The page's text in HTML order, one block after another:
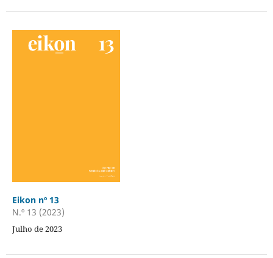
Eikon nº 13
N.º 13 (2023)
Julho de 2023